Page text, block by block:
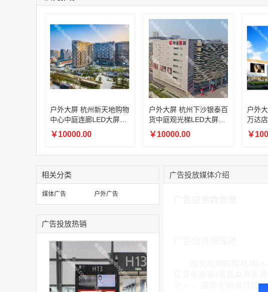
户外大屏 杭州新天地购物
中心中庭连廊LED大屏灯
箱广告
￥10000.00
户外大屏 杭州下沙银泰百
货中庭观光梯LED大屏灯
箱广告
￥10000.00
户外
万达
屏灯
￥
相关分类
媒体广告 户外广告
广告投放热销
广告投放媒体介绍
之一 、国际定期航班